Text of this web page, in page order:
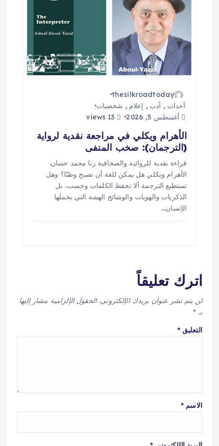
thesilkroadtoday
أحداث , أدب , إعلام , شخصيات
أغسطس 5, 2026
الأهرام ويكلي في مراجعة نقدية لرواية
(الترجمان): صخب المنفى
قراءة نقدية للروائية والصحافية رنا محمد حسان.
الأهرام ويكلي هل يمكن للغة أن تصبح وطنًا؟ وهل
تستطيع الترجمة ألا تحفظ الكلمات وحسب، بل
الذكريات والهويات والوشائج الهشة التي يحملها
الإنسان…
اترك تعليقاً
لن يتم نشر عنوان بريدك الإلكتروني. الحقول الإلزامية مشار إليها
بـ *
التعليق*
الاسم *